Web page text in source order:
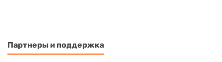
Партнеры и поддержка